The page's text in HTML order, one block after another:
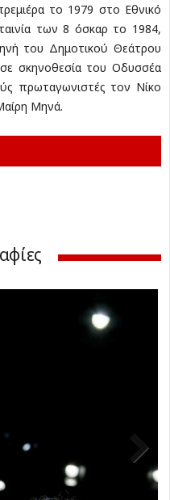
το 1979 στο Εθνικό
των 8 όσκαρ το 1984,
του Δημοτικού Θεάτρου
σκηνοθεσία του Οδυσσέα
πρωταγωνιστές τον Νίκο
Μηνά.
Next